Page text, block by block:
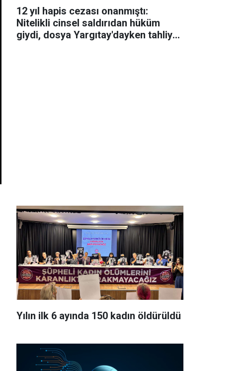
12 yıl hapis cezası onanmıştı:
Nitelikli cinsel saldırıdan hüküm
giydi, dosya Yargıtay'dayken tahliye
Yılın ilk 6 ayında 150 kadın öldürüldü